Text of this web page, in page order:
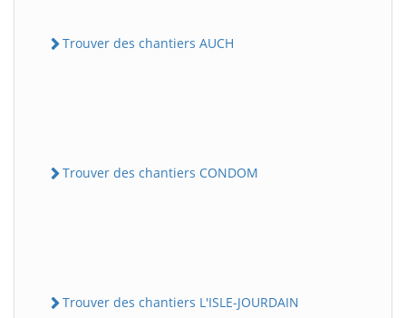
Trouver des chantiers AUCH
Trouver des chantiers CONDOM
Trouver des chantiers L'ISLE-JOURDAIN